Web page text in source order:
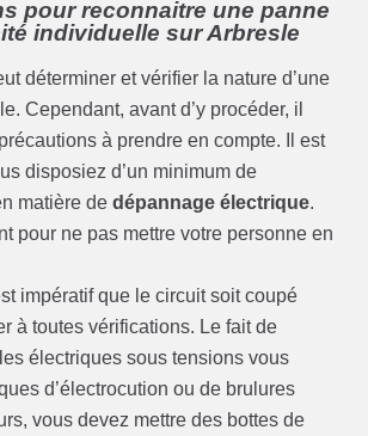
pour reconnaitre une panne
individuelle sur Arbresle
déterminer et vérifier la nature d’une
Cependant, avant d’y procéder, il
à prendre en compte. Il est
disposiez d’un minimum de
matière dedépannage électrique.
pour ne pas mettre votre personne en
impératif que le circuit soit coupé
à toutes vérifications. Le fait de
électriques sous tensions vous
d’électrocution ou de brulures
vous devez mettre des bottes de